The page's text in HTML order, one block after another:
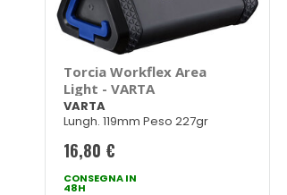
Torcia Workflex Area
Light - VARTA
VARTA
Lungh. 119mm Peso 227gr
16,80 €
CONSEGNA IN
48H